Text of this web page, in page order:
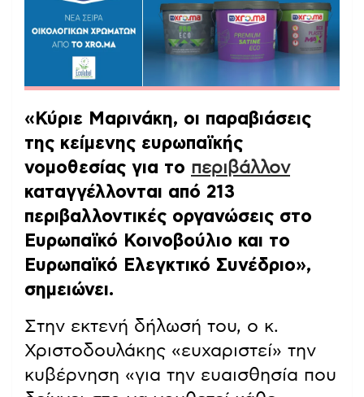
«Κύριε Μαρινάκη, οι παραβιάσεις
της κείμενης ευρωπαϊκής
νομοθεσίας για το περιβάλλον
καταγγέλλονται από 213
περιβαλλοντικές οργανώσεις στο
Ευρωπαϊκό Κοινοβούλιο και το
Ευρωπαϊκό Ελεγκτικό Συνέδριο»,
σημειώνει.
Στην εκτενή δήλωσή του, ο κ.
Χριστοδουλάκης «ευχαριστεί» την
κυβέρνηση «για την ευαισθησία που